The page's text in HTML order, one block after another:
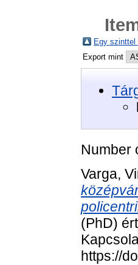
Egy szinttel
Export mint
Number
Varga,
(PhD)
https://